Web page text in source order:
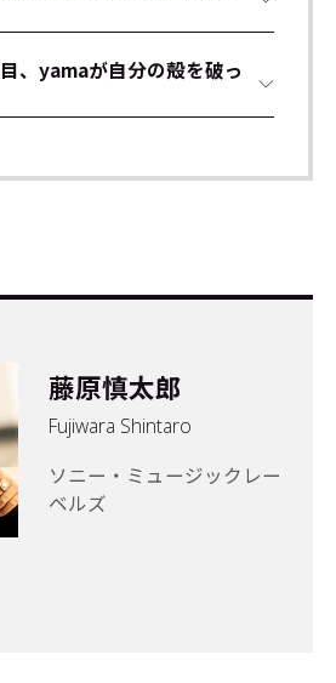
、yamaが自分の殻を破っ
藤原慎太郎
Fujiwara Shintaro
ソニー・ミュージックレー
ベルズ